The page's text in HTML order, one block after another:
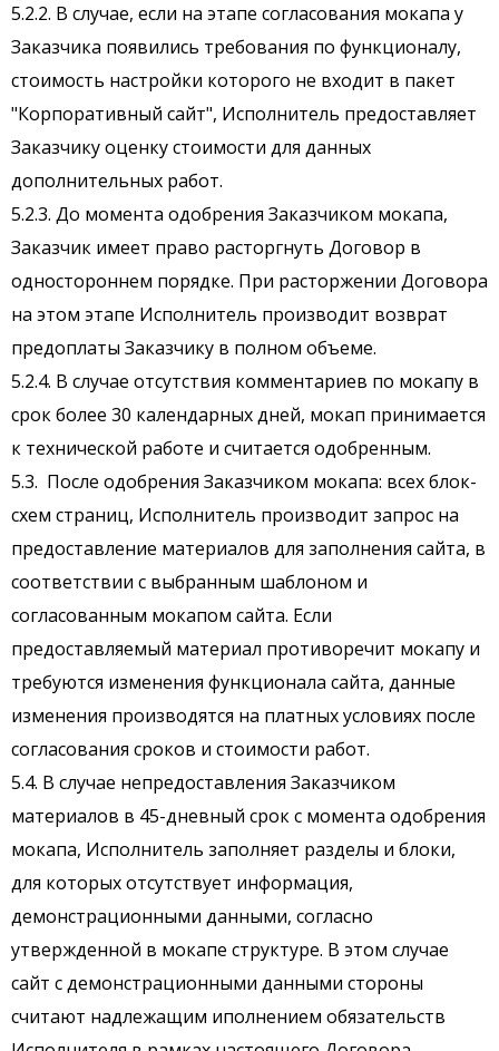
5.2.2. В случае, если на этапе согласования мокапа у
Заказчика появились требования по функционалу,
стоимость настройки которого не входит в пакет
"Корпоративный сайт", Исполнитель предоставляет
Заказчику оценку стоимости для данных
дополнительных работ.
5.2.3. До момента одобрения Заказчиком мокапа,
Заказчик имеет право расторгнуть Договор в
одностороннем порядке. При расторжении Договора
на этом этапе Исполнитель производит возврат
предоплаты Заказчику в полном объеме.
5.2.4. В случае отсутствия комментариев по мокапу в
срок более 30 календарных дней, мокап принимается
к технической работе и считается одобренным.
5.3. После одобрения Заказчиком мокапа: всех блок-
схем страниц, Исполнитель производит запрос на
предоставление материалов для заполнения сайта, в
соответствии с выбранным шаблоном и
согласованным мокапом сайта. Если
предоставляемый материал противоречит мокапу и
требуются изменения функционала сайта, данные
изменения производятся на платных условиях после
согласования сроков и стоимости работ.
5.4. В случае непредоставления Заказчиком
материалов в 45-дневный срок с момента одобрения
мокапа, Исполнитель заполняет разделы и блоки,
для которых отсутствует информация,
демонстрационными данными, согласно
утвержденной в мокапе структуре. В этом случае
сайт с демонстрационными данными стороны
считают надлежащим иполнением обязательств